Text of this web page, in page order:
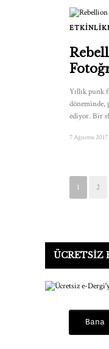
Yıllık punk
döneminde,
ediyor. Bir
7 Ağustos 2017
1 2
ÜCRETSIZ